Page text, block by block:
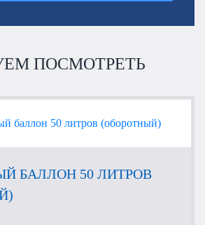
ПОСМОТРЕТЬ
БАЛЛОН 50 ЛИТРОВ